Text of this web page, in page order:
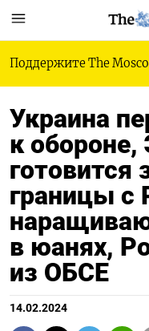
Поддержите The
Украина
к обороне,
готовится
границы с
в юанях,
из ОБСЕ
14.02.2024